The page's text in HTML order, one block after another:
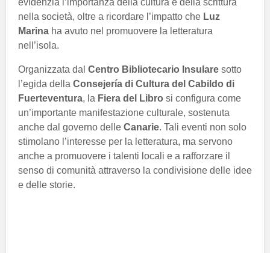
nella società, oltre a ricordare l’impatto che Luz
Marina ha avuto nel promuovere la letteratura
nell’isola.
Organizzata dal Centro Bibliotecario Insulare sotto
l’egida della Consejería di Cultura del Cabildo di
Fuerteventura, la Fiera del Libro si configura come
un’importante manifestazione culturale, sostenuta
anche dal governo delle Canarie. Tali eventi non solo
stimolano l’interesse per la letteratura, ma servono
anche a promuovere i talenti locali e a rafforzare il
senso di comunità attraverso la condivisione delle idee
e delle storie.